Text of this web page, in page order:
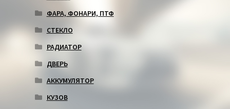
ФАРА, ФОНАРИ, ПТФ
СТЕКЛО
РАДИАТОР
ДВЕРЬ
АККУМУЛЯТОР
КУЗОВ